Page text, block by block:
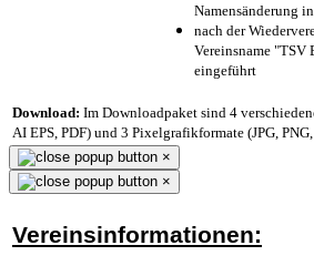
Namensänderung
nach der
Vereinsname
eingeführt
Download: Im Downloadpaket sind 4
AI EPS, PDF) und 3 Pixelgrafikformate (JPG,
×
×
Vereinsinformationen: